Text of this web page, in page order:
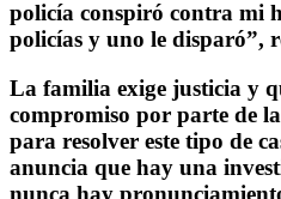
policía conspiró contra mi
policías y uno le disparó”,
La familia exige justicia y
compromiso por parte de
para resolver este tipo de
anuncia que hay una
nunca hay